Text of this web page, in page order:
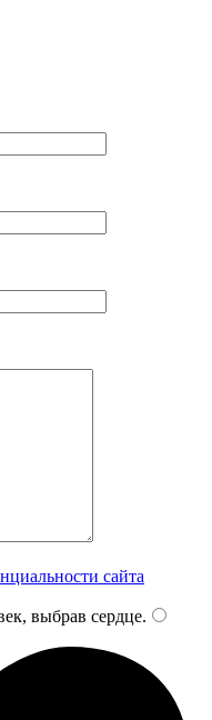
сайта
выбрав сердце.